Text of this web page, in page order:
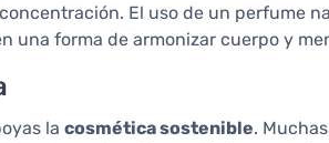
El uso de un perfume
una forma de armonizar cuerpo y
la cosmética sostenible.